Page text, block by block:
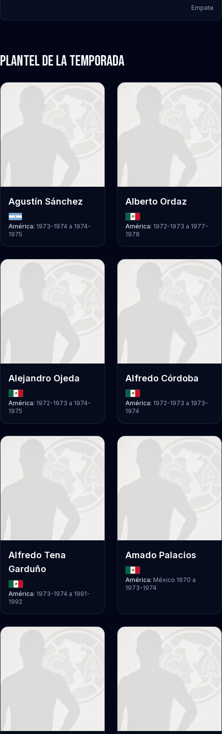
Empate
Plantel de la Temporada
Agustín Sánchez
América: 1973-1974 a 1974-
1975
Alberto Ordaz
América: 1972-1973 a 1977-
1978
Alejandro Ojeda
América: 1972-1973 a 1974-
1975
Alfredo Córdoba
América: 1972-1973 a 1973-
1974
Alfredo Tena
Garduño
América: 1973-1974 a 1991-
1992
Amado Palacios
América: México 1970 a
1973-1974